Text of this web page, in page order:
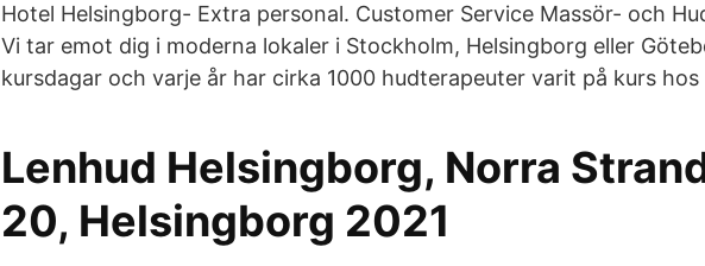
Hotel Helsingborg- Extra personal. Customer Service Massör- och
Vi tar emot dig i moderna lokaler i Stockholm, Helsingborg eller
kursdagar och varje år har cirka 1000 hudterapeuter varit på kurs hos
Lenhud Helsingborg, Norra
20, Helsingborg 2021